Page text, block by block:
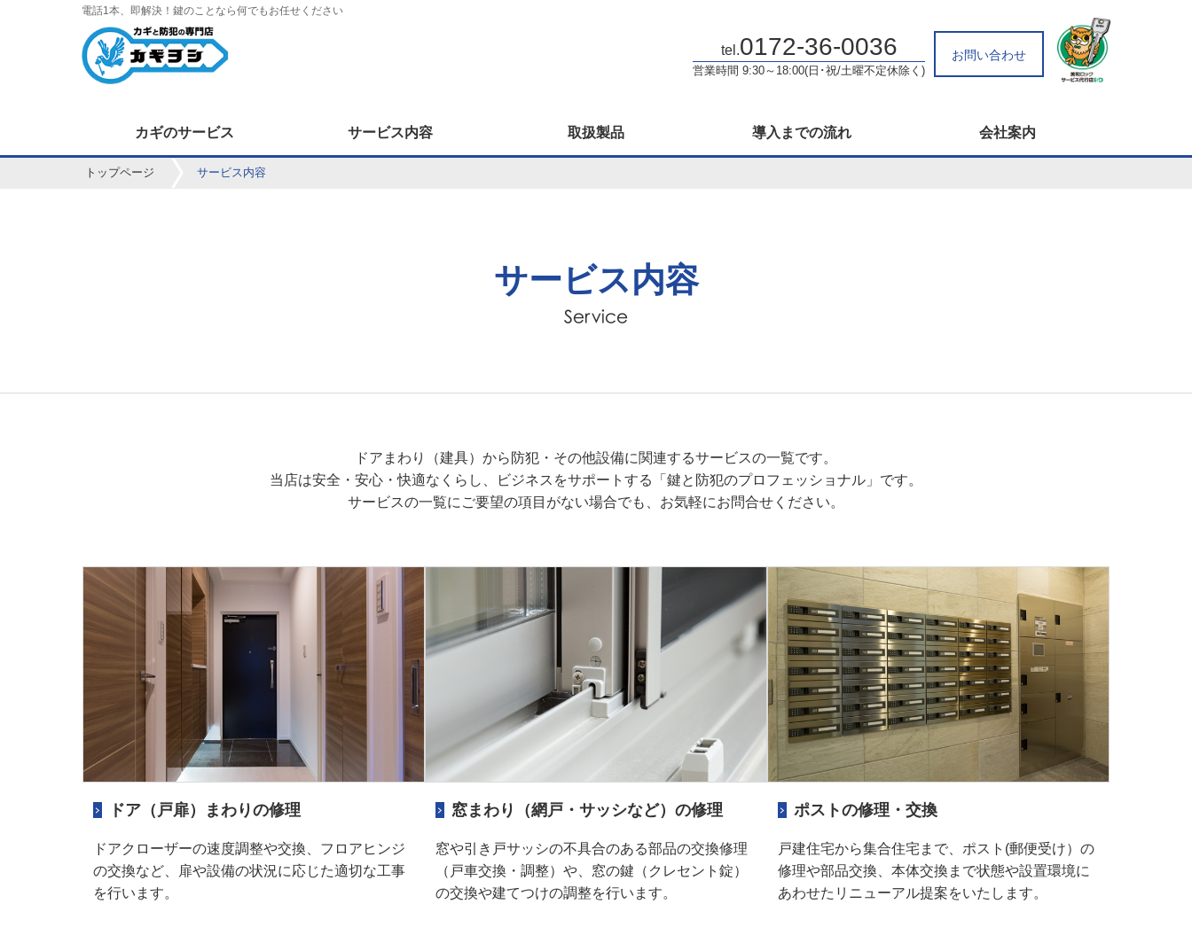
電話1本、即解決！鍵のことなら何でもお任せください
tel.0172-36-0036
営業時間 9:30～18:00(日･祝/土曜不定休除く)
お問い合わせ
カギのサービス サービス内容 取扱製品 導入までの流れ 会社案内
トップページ サービス内容
サービス内容
ドアまわり（建具）から防犯・その他設備に関連するサービスの一覧です。
当店は安全・安心・快適なくらし、ビジネスをサポートする「鍵と防犯のプロフェッショナル」です。
サービスの一覧にご要望の項目がない場合でも、お気軽にお問合せください。
ドア（戸扉）まわりの修理
ドアクローザーの速度調整や交換、フロアヒンジ
の交換など、扉や設備の状況に応じた適切な工事
を行います。
窓まわり（網戸・サッシなど）の修理
窓や引き戸サッシの不具合のある部品の交換修理
（戸車交換・調整）や、窓の鍵（クレセント錠）
の交換や建てつけの調整を行います。
ポストの修理・交換
戸建住宅から集合住宅まで、ポスト(郵便受け）の
修理や部品交換、本体交換まで状態や設置環境に
あわせたリニューアル提案をいたします。